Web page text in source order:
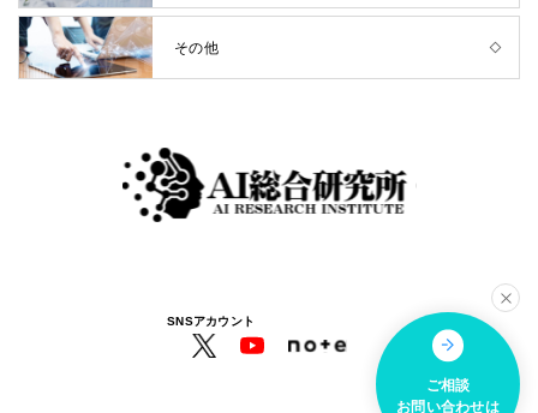
ご相談
お問い合わせは
SNSアカウント
その他